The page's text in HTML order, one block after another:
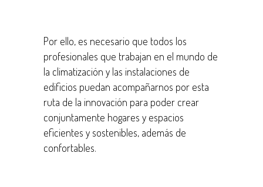
Por ello, es necesario que todos los
profesionales que trabajan en el mundo de
la climatización y las instalaciones de
edificios puedan acompañarnos por esta
ruta de la innovación para poder crear
conjuntamente hogares y espacios
eficientes y sostenibles, además de
confortables.